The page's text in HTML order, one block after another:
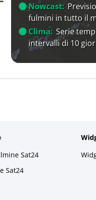
Nowcast:
fulmini in tutto il
Clima: Serie
intervalli di 10
Sat24
Sat24